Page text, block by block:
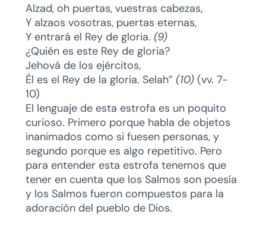
Alzad, oh puertas, vuestras cabezas,
Y alzaos vosotras, puertas eternas,
Y entrará el Rey de gloria. (9)
¿Quién es este Rey de gloria?
Jehová de los ejércitos,
Él es el Rey de la gloria. Selah” (10)(vv. 7-
10)
El lenguaje de esta estrofa es un poquito
curioso. Primero porque habla de objetos
inanimados como si fuesen personas, y
segundo porque es algo repetitivo. Pero
para entender esta estrofa tenemos que
tener en cuenta que los Salmos son poesía
y los Salmos fueron compuestos para la
adoración del pueblo de Dios.